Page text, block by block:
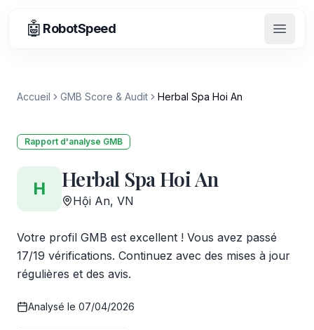
🤖 RobotSpeed
Accueil GMB Score & Audit Herbal Spa Hoi An
Rapport d'analyse GMB
H Herbal Spa Hoi An
Hội An, VN
Votre profil GMB est excellent ! Vous avez passé
17/19 vérifications. Continuez avec des mises à jour
régulières et des avis.
Analysé le 07/04/2026